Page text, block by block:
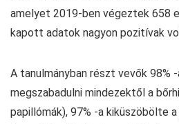
amelyet 2019-ben végeztek 658
kapott adatok nagyon pozitívak
A tanulmányban részt vevők 98%
megszabadulni mindezektől a
papillómák), 97% -a kiküszöbölte